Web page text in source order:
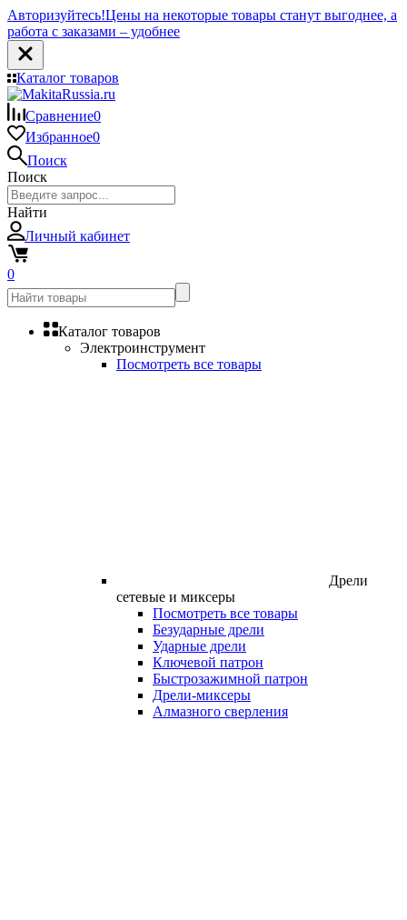
Авторизуйтесь!Цены на некоторые товары станут выгоднее, а
работа с заказами – удобнее
Каталог товаров
Сравнение0
Избранное0
Поиск
Поиск
Найти
Личный кабинет
0
Каталог товаров
Электроинструмент
Посмотреть все товары
Дрели
сетевые и миксеры
Посмотреть все товары
Безударные дрели
Ударные дрели
Ключевой патрон
Быстрозажимной патрон
Дрели-миксеры
Алмазного сверления